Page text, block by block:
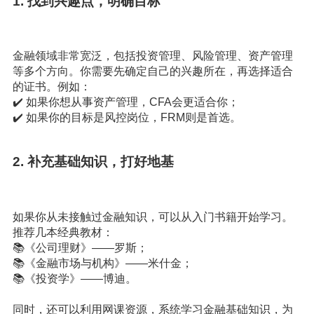
金融领域非常宽泛，包括投资管理、风险管理、资产管理
等多个方向。你需要先确定自己的兴趣所在，再选择适合
的证书。例如：
✔️ 如果你想从事资产管理，CFA会更适合你；
✔️ 如果你的目标是风控岗位，FRM则是首选。
2. 补充基础知识，打好地基
如果你从未接触过金融知识，可以从入门书籍开始学习。
推荐几本经典教材：
📚《公司理财》——罗斯；
📚《金融市场与机构》——米什金；
📚《投资学》——博迪。
同时，还可以利用网课资源，系统学习金融基础知识，为